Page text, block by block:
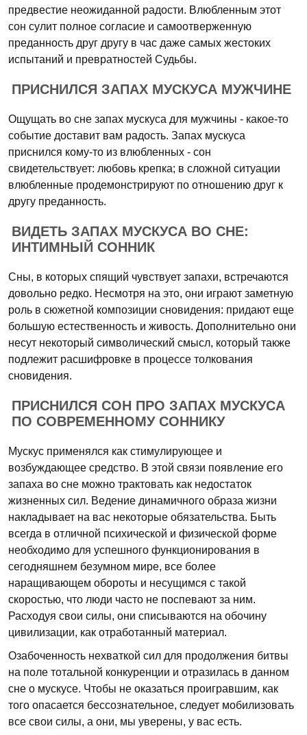
предвестие неожиданной радости. Влюбленным этот
сон сулит полное согласие и самоотверженную
преданность друг другу в час даже самых жестоких
испытаний и превратностей Судьбы.
ПРИСНИЛСЯ ЗАПАХ МУСКУСА МУЖЧИНЕ
Ощущать во сне запах мускуса для мужчины - какое-то
событие доставит вам радость. Запах мускуса
приснился кому-то из влюбленных - сон
свидетельствует: любовь крепка; в сложной ситуации
влюбленные продемонстрируют по отношению друг к
другу преданность.
ВИДЕТЬ ЗАПАХ МУСКУСА ВО СНЕ:
ИНТИМНЫЙ СОННИК
Сны, в которых спящий чувствует запахи, встречаются
довольно редко. Несмотря на это, они играют заметную
роль в сюжетной композиции сновидения: придают еще
большую естественность и живость. Дополнительно они
несут некоторый символический смысл, который также
подлежит расшифровке в процессе толкования
сновидения.
ПРИСНИЛСЯ СОН ПРО ЗАПАХ МУСКУСА
ПО СОВРЕМЕННОМУ СОННИКУ
Мускус применялся как стимулирующее и
возбуждающее средство. В этой связи появление его
запаха во сне можно трактовать как недостаток
жизненных сил. Ведение динамичного образа жизни
накладывает на вас некоторые обязательства. Быть
всегда в отличной психической и физической форме
необходимо для успешного функционирования в
сегодняшнем безумном мире, все более
наращивающем обороты и несущимся с такой
скоростью, что люди часто не поспевают за ним.
Расходуя свои силы, они списываются на обочину
цивилизации, как отработанный материал.
Озабоченность нехваткой сил для продолжения битвы
на поле тотальной конкуренции и отразилась в данном
сне о мускусе. Чтобы не оказаться проигравшим, как
того опасается бессознательное, следует мобилизовать
все свои силы, а они, мы уверены, у вас есть.